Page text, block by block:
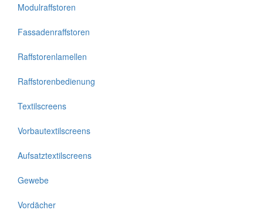
Modulraffstoren
Fassadenraffstoren
Raffstorenlamellen
Raffstorenbedienung
Textilscreens
Vorbautextilscreens
Aufsatztextilscreens
Gewebe
Vordächer